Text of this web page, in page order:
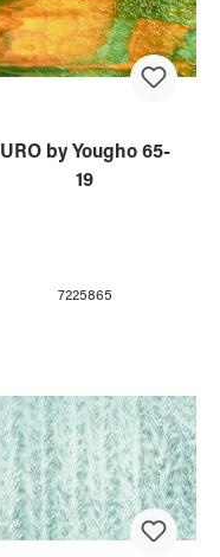
URO by Yougho 65-
19
7225865